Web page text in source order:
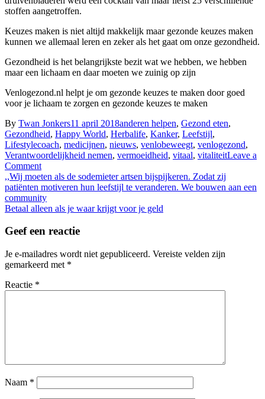
stoffen aangetroffen.
Keuzes maken is niet altijd makkelijk maar gezonde keuzes maken
kunnen we allemaal leren en zeker als het gaat om onze gezondheid.
Gezondheid is het belangrijkste bezit wat we hebben, we hebben
maar een lichaam en daar moeten we zuinig op zijn
Venlogezond.nl helpt je om gezonde keuzes te maken door goed
voor je lichaam te zorgen en gezonde keuzes te maken
By Twan Jonkers11 april 2018anderen helpen, Gezond eten,
Gezondheid, Happy World, Herbalife, Kanker, Leefstijl,
Lifestylecoach, medicijnen, nieuws, venlobeweegt, venlogezond,
Verantwoordelijkheid nemen, vermoeidheid, vitaal, vitaliteitLeave a
Commenton
Kankerverwekkend,
hormoonverstorend
of
acuut
Bericht
navigatie
,,Wij moeten als de sodemieter artsen bijspijkeren. Zodat zij
patiënten motiveren hun leefstijl te veranderen. We bouwen aan een
community
Betaal alleen als je waar krijgt voor je geld
Geef een reactie
Je e-mailadres wordt niet gepubliceerd. Vereiste velden zijn
gemarkeerd met *
Reactie *
Naam *